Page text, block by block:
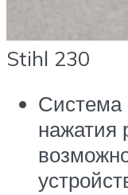
Stihl 230
Система
нажатия